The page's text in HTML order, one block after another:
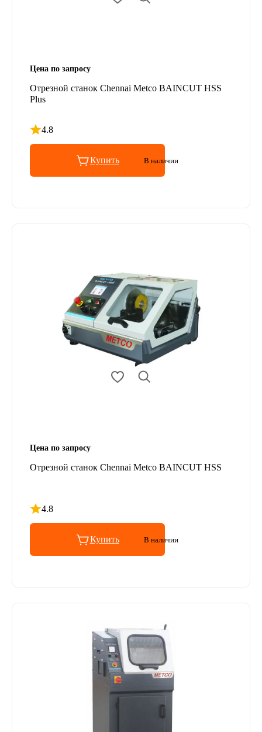
Цена по запросу
Отрезной станок Chennai Metco BAINCUT HSS
Plus
4.8
Рейтинг 4.8 из 5
Купить В наличии
Цена по запросу
Отрезной станок Chennai Metco BAINCUT HSS
4.8
Рейтинг 4.8 из 5
Купить В наличии